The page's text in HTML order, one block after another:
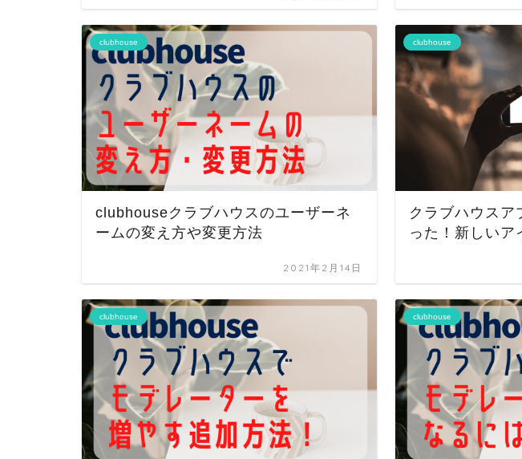
clubhouse
clubhouseクラブハウスのユーザーネ
ームの変え方や変更方法
2021年2月14日
clubhouse
クラブハウスア
った！新しいア
clubhouse clubhouse